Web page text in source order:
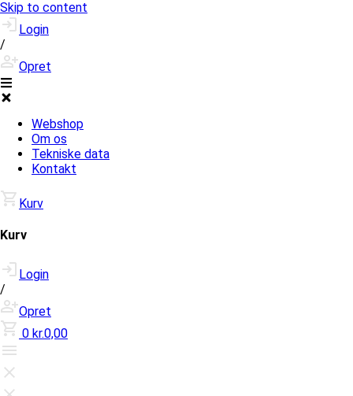
Skip to content
Login
/
Opret
Webshop
Om os
Tekniske data
Kontakt
Kurv
Kurv
Login
/
Opret
0 kr.0,00